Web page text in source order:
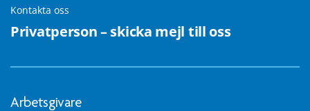
Kontakta oss
Privatperson – skicka mejl till oss
Arbetsgivare